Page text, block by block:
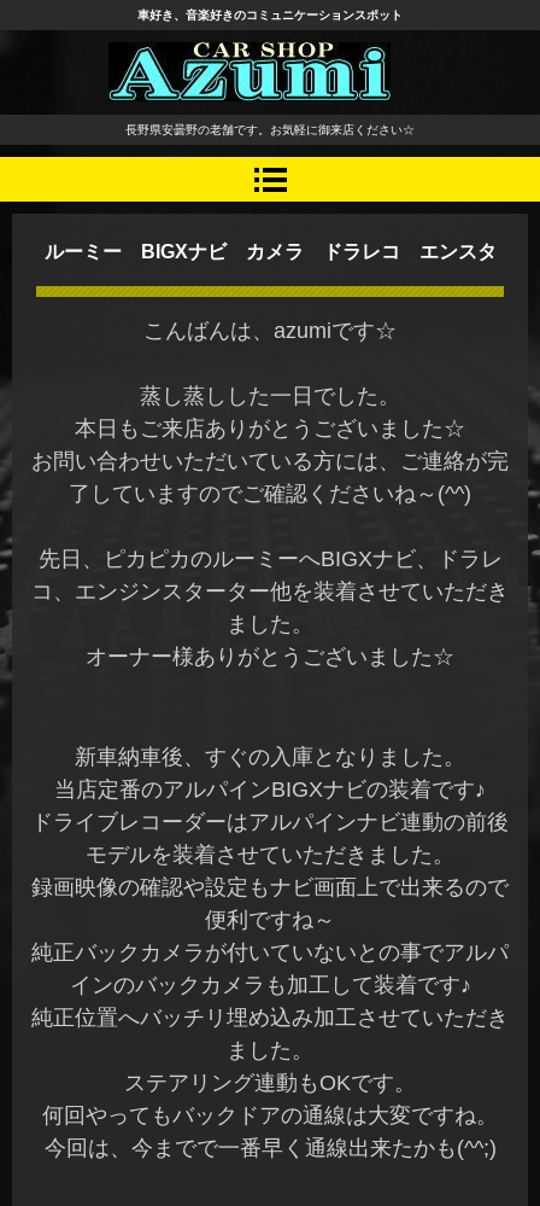
長野県 安曇野市 タイヤ ホ
イール デッドニング カーオ
ーディオ レカロシート
車好き、音楽好きのコミュニケーションスポット
長野県安曇野の老舗です。お気軽に御来店ください☆
ルーミー BIGXナビ カメラ ドラレコ エンスタ
こんばんは、azumiです☆
蒸し蒸しした一日でした。
本日もご来店ありがとうございました☆
お問い合わせいただいている方には、ご連絡が完
了していますのでご確認くださいね～(^^)
先日、ピカピカのルーミーへBIGXナビ、ドラレ
コ、エンジンスターター他を装着させていただき
ました。
オーナー様ありがとうございました☆
新車納車後、すぐの入庫となりました。
当店定番のアルパインBIGXナビの装着です♪
ドライブレコーダーはアルパインナビ連動の前後
モデルを装着させていただきました。
録画映像の確認や設定もナビ画面上で出来るので
便利ですね～
純正バックカメラが付いていないとの事でアルパ
インのバックカメラも加工して装着です♪
純正位置へバッチリ埋め込み加工させていただき
ました。
ステアリング連動もOKです。
何回やってもバックドアの通線は大変ですね。
今回は、今までで一番早く通線出来たかも(^^;)